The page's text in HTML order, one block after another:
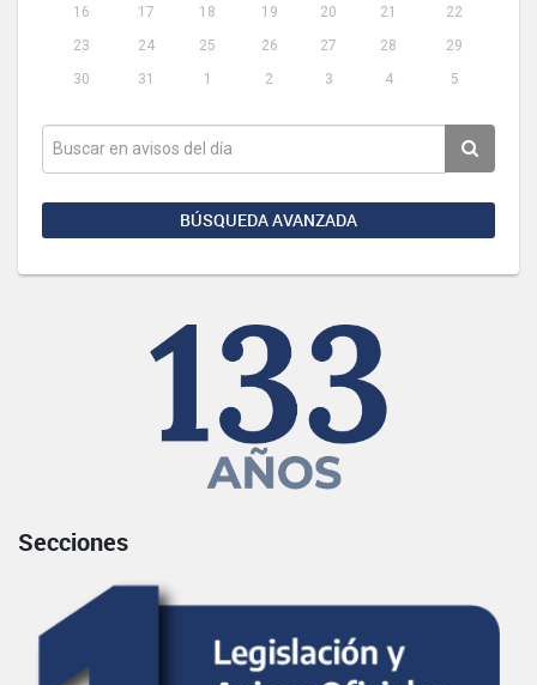
16
17 18 19 20 21
22
23
24 25 26 27 28
29
30
31 1 2 3 4 5
BÚSQUEDA AVANZADA
Secciones